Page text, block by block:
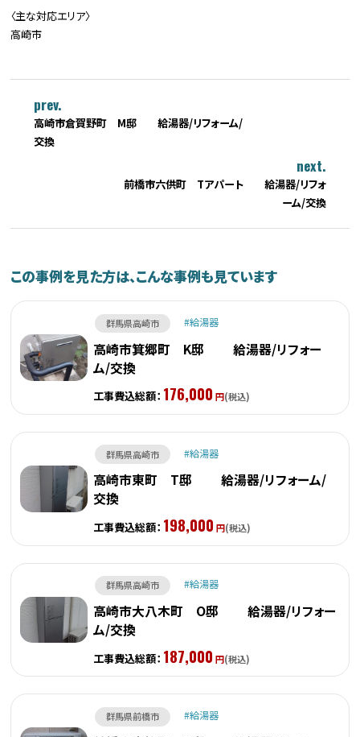
〈主な対応エリア〉
高崎市
prev.
高崎市倉賀野町 M邸 給湯器/リフォーム/
交換
next.
前橋市六供町 Tアパート 給湯器/リフォ
ーム/交換
この事例を見た方は、こんな事例も見ています
群馬県高崎市 給湯器
高崎市箕郷町 K邸 給湯器/リフォー
ム/交換
工事費込総額： 176,000 円(税込)
群馬県高崎市 給湯器
高崎市東町 T邸 給湯器/リフォーム/
交換
工事費込総額： 198,000 円(税込)
群馬県高崎市 給湯器
高崎市大八木町 O邸 給湯器/リフォー
ム/交換
工事費込総額： 187,000 円(税込)
群馬県前橋市 給湯器